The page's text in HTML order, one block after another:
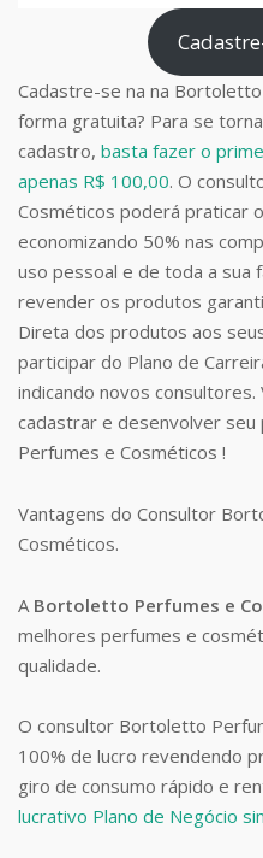
Cadastre-se na na
forma gratuita? Para se
cadastro, basta fazer o
apenas R$ 100,00. O
Cosméticos poderá praticar
economizando 50% nas
uso pessoal e de toda a sua
revender os produtos
Direta dos produtos aos
participar do Plano de
indicando novos
cadastrar e desenvolver
Perfumes e Cosméticos !
Vantagens do Consultor
Cosméticos.
A Bortoletto Perfumes e
melhores perfumes e
qualidade.
O consultor Bortoletto
100% de lucro revendendo
giro de consumo rápido e
lucrativo Plano de Negócio